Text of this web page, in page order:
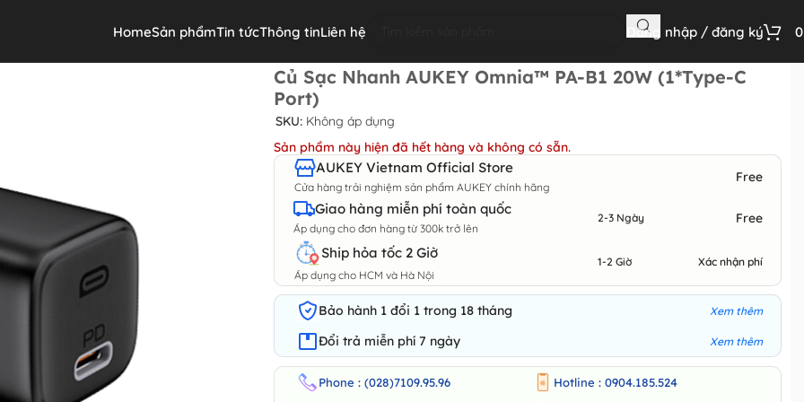
HomeSản phẩmTin tứcThông tinLiên hệ Đăng nhập / đăng ký
Củ Sạc Nhanh AUKEY Omnia™ PA-B1 20W (1*Type-C
Port)
SKU: Không áp dụng
Sản phẩm này hiện đã hết hàng và không có sẵn.
AUKEY Vietnam Official Store
Cửa hàng trải nghiệm sản phẩm AUKEY chính hãng
Free
Giao hàng miễn phí toàn quốc
Áp dụng cho đơn hàng từ 300k trở lên
2-3 Ngày Free
Ship hỏa tốc 2 Giờ
Áp dụng cho HCM và Hà Nội
1-2 Giờ Xác nhận phí
Bảo hành 1 đổi 1 trong 18 tháng Xem thêm
Đổi trả miễn phí 7 ngày Xem thêm
Phone : (028)7109.95.96 Hotline : 0904.185.524